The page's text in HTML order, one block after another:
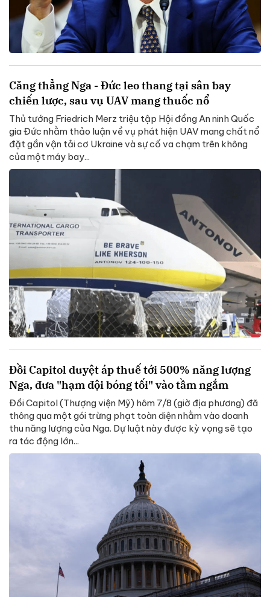
Căng thẳng Nga - Đức leo thang tại sân bay
chiến lược, sau vụ UAV mang thuốc nổ
Thủ tướng Friedrich Merz triệu tập Hội đồng An ninh Quốc
gia Đức nhằm thảo luận về vụ phát hiện UAV mang chất nổ
đặt gần vận tải cơ Ukraine và sự cố va chạm trên không
của một máy bay...
Đồi Capitol duyệt áp thuế tới 500% năng lượng
Nga, đưa "hạm đội bóng tối" vào tầm ngắm
Đồi Capitol (Thượng viện Mỹ) hôm 7/8 (giờ địa phương) đã
thông qua một gói trừng phạt toàn diện nhằm vào doanh
thu năng lượng của Nga. Dự luật này được kỳ vọng sẽ tạo
ra tác động lớn...